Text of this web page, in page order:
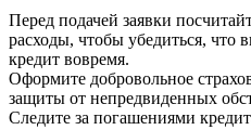
Перед подачей заявки
расходы, чтобы убедиться, что
кредит вовремя.
Оформите добровольное
защиты от непредвиденных
Следите за погашениями